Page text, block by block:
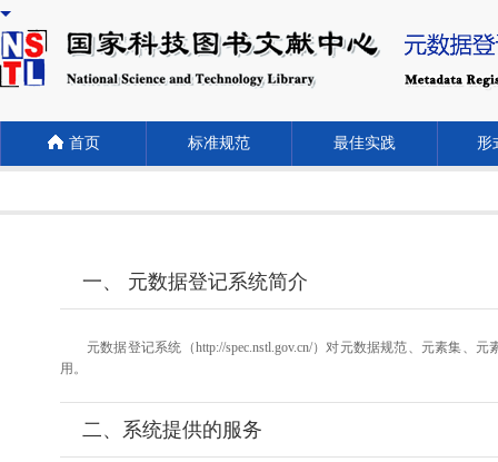
首页 标准规范 最佳实践 形
一、 元数据登记系统简介
元数据登记系统（http://spec.nstl.gov.cn/）对元数据规范、元素集
用。
二、系统提供的服务